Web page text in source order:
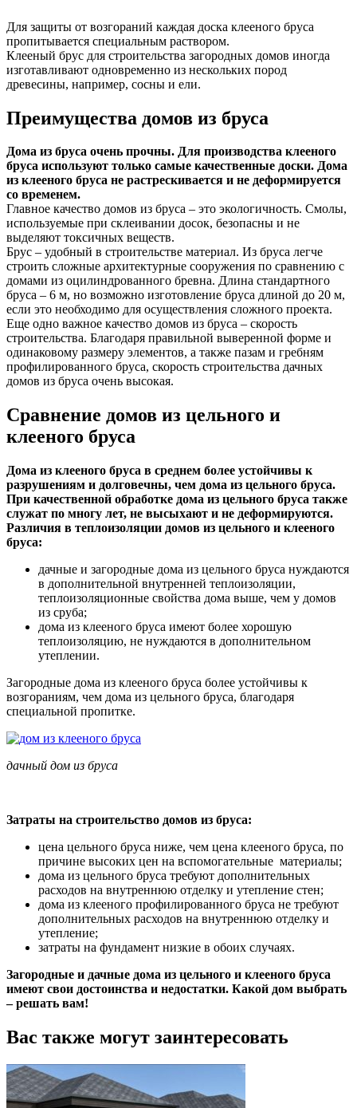
Для защиты от возгораний каждая доска клееного бруса
пропитывается специальным раствором.
Клееный брус для строительства загородных домов иногда
изготавливают одновременно из нескольких пород
древесины, например, сосны и ели.
Преимущества домов из бруса
Дома из бруса очень прочны. Для производства клееного
бруса используют только самые качественные доски. Дома
из клееного бруса не растрескивается и не деформируется
со временем.
Главное качество домов из бруса – это экологичность. Смолы,
используемые при склеивании досок, безопасны и не
выделяют токсичных веществ.
Брус – удобный в строительстве материал. Из бруса легче
строить сложные архитектурные сооружения по сравнению с
домами из оцилиндрованного бревна. Длина стандартного
бруса – 6 м, но возможно изготовление бруса длиной до 20 м,
если это необходимо для осуществления сложного проекта.
Еще одно важное качество домов из бруса – скорость
строительства. Благодаря правильной выверенной форме и
одинаковому размеру элементов, а также пазам и гребням
профилированного бруса, скорость строительства дачных
домов из бруса очень высокая.
Сравнение домов из цельного и
клееного бруса
Дома из клееного бруса в среднем более устойчивы к
разрушениям и долговечны, чем дома из цельного бруса.
При качественной обработке дома из цельного бруса также
служат по многу лет, не высыхают и не деформируются.
Различия в теплоизоляции домов из цельного и клееного
бруса:
дачные и загородные дома из цельного бруса нуждаются
в дополнительной внутренней теплоизоляции,
теплоизоляционные свойства дома выше, чем у домов
из сруба;
дома из клееного бруса имеют более хорошую
теплоизоляцию, не нуждаются в дополнительном
утеплении.
Загородные дома из клееного бруса более устойчивы к
возгораниям, чем дома из цельного бруса, благодаря
специальной пропитке.
дачный дом из бруса
Затраты на строительство домов из бруса:
цена цельного бруса ниже, чем цена клееного бруса, по
причине высоких цен на вспомогательные материалы;
дома из цельного бруса требуют дополнительных
расходов на внутреннюю отделку и утепление стен;
дома из клееного профилированного бруса не требуют
дополнительных расходов на внутреннюю отделку и
утепление;
затраты на фундамент низкие в обоих случаях.
Загородные и дачные дома из цельного и клееного бруса
имеют свои достоинства и недостатки. Какой дом выбрать
– решать вам!
Вас также могут заинтересовать